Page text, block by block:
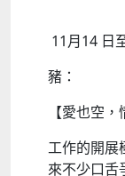
11月14 日
豬：
【愛也空
工作的開展
來不少口舌